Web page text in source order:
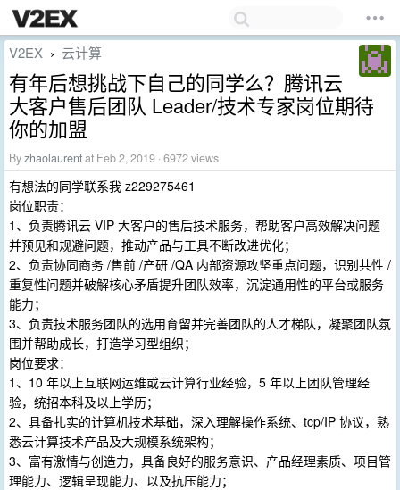
V2EX › 云计算
有年后想挑战下自己的同学么？腾讯云
大客户售后团队 Leader/技术专家岗位期待
你的加盟
Byzhaolaurentat Feb 2, 2019 · 6972 views
有想法的同学联系我 z229275461
岗位职责：
1、负责腾讯云 VIP 大客户的售后技术服务，帮助客户高效解决问题
并预见和规避问题，推动产品与工具不断改进优化；
2、负责协同商务 /售前 /产研 /QA 内部资源攻坚重点问题，识别共性 /
重复性问题并破解核心矛盾提升团队效率，沉淀通用性的平台或服务
能力；
3、负责技术服务团队的选用育留并完善团队的人才梯队，凝聚团队氛
围并帮助成长，打造学习型组织；
岗位要求：
1、10 年以上互联网运维或云计算行业经验，5 年以上团队管理经
验，统招本科及以上学历；
2、具备扎实的计算机技术基础，深入理解操作系统、tcp/IP 协议，熟
悉云计算技术产品及大规模系统架构；
3、富有激情与创造力，具备良好的服务意识、产品经理素质、项目管
理能力、逻辑呈现能力、以及抗压能力；